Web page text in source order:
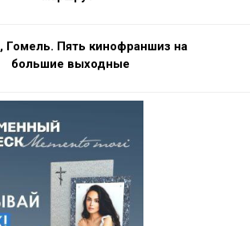
Гомель. Пять кинофраншиз на
большие выходные